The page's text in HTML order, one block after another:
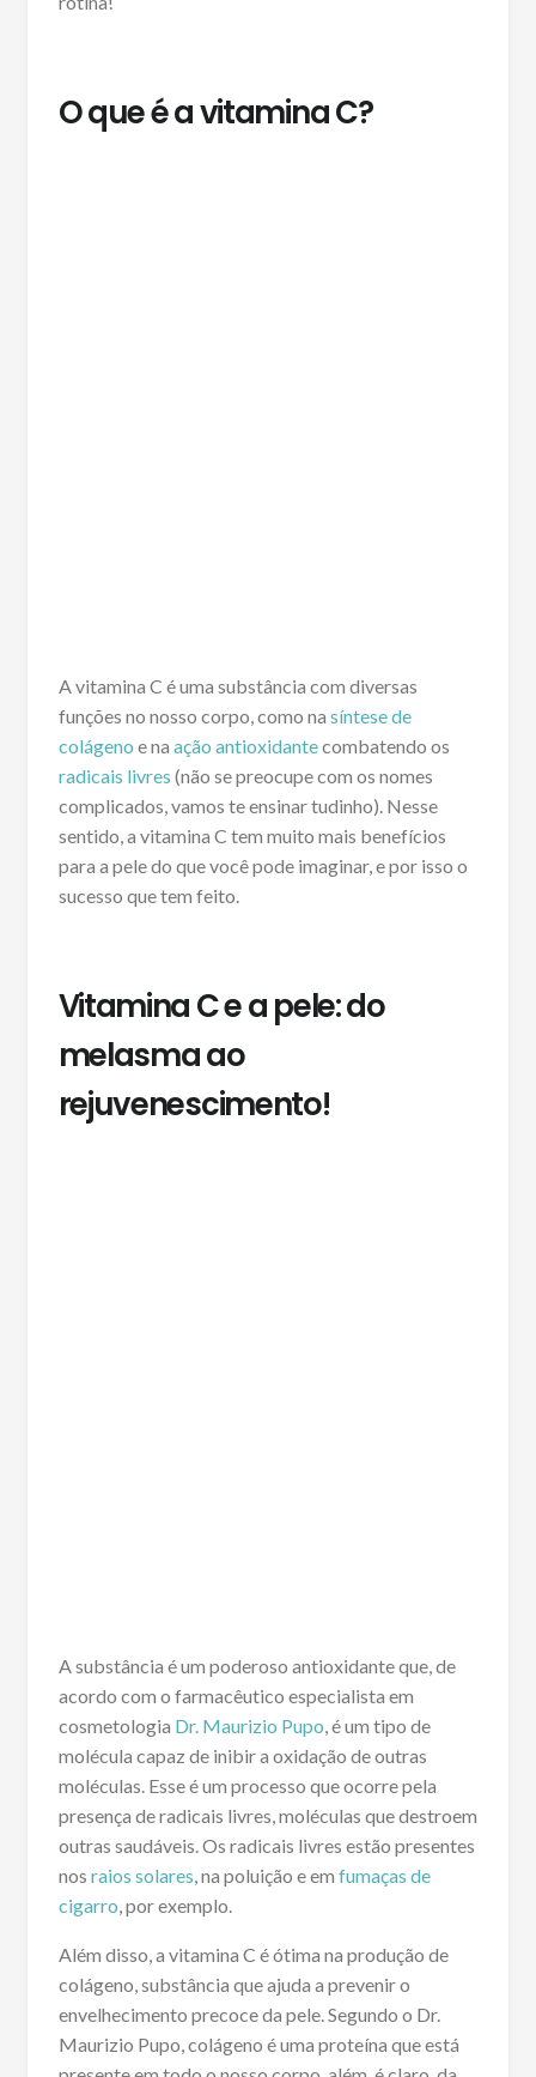
O que é a vitamina C?
A vitamina C é uma substância com diversas
funções no nosso corpo, como na síntese de
colágeno e na ação antioxidantecombatendo os
radicais livres (não se preocupe com os nomes
complicados, vamos te ensinar tudinho). Nesse
sentido, a vitamina C tem muito mais benefícios
para a pele do que você pode imaginar, e por isso o
sucesso que tem feito.
Vitamina C e a pele: do
melasma ao
rejuvenescimento!
A substância é um poderoso antioxidante que, de
acordo com o farmacêutico especialista em
cosmetologia Dr. Maurizio Pupo , é um tipo de
molécula capaz de inibir a oxidação de outras
moléculas. Esse é um processo que ocorre pela
presença de radicais livres, moléculas que destroem
outras saudáveis. Os radicais livres estão presentes
nos raios solares , na poluição e em fumaças de
cigarro , por exemplo.
Além disso, a vitamina C é ótima na produção de
colágeno, substância que ajuda a prevenir o
envelhecimento precoce da pele. Segundo o Dr.
Maurizio Pupo, colágeno é uma proteína que está